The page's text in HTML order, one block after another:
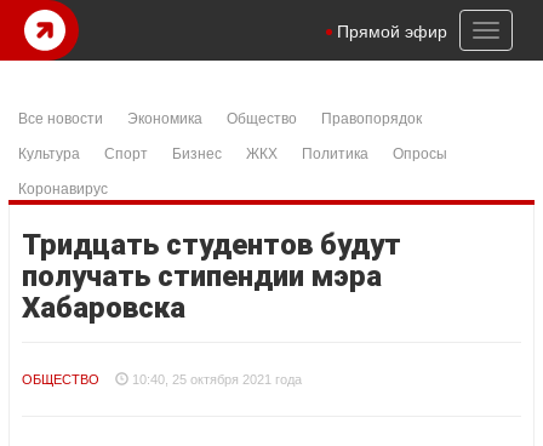
Toggle
Прямой эфир
Все новости Экономика Общество
Правопорядок
Культура
Спорт Бизнес ЖКХ Политика
Опросы
Коронавирус
Тридцать студентов будут
получать стипендии мэра
Хабаровска
ОБЩЕСТВО 10:40, 25 октября 2021 года